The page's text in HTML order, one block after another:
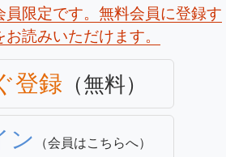
員限定です。無料会員に登録す
お読みいただけます。
登録 （無料）
ン （会員はこちらへ）